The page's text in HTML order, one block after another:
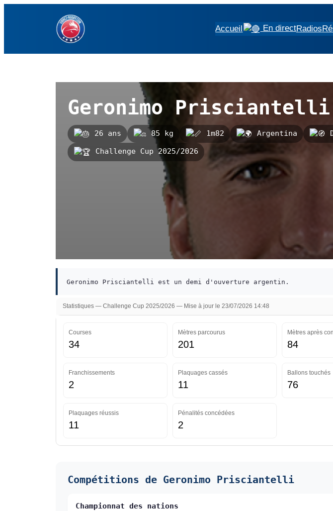
Accueil En directRadios
Geronimo Prisciantelli
26 ans 85 kg 1m82 Argentina
Challenge Cup 2025/2026
Geronimo Prisciantelli est un demi d'ouverture argentin.
Statistiques — Challenge Cup 2025/2026 — Mise à jour le 23/07/2026 14:48
Courses
34
Mètres parcourus
201
Mètres après
84
Franchissements
2
Plaquages cassés
11
Ballons touchés
76
Plaquages réussis
11
Pénalités concédées
2
Compétitions de Geronimo Prisciantelli
Championnat des nations